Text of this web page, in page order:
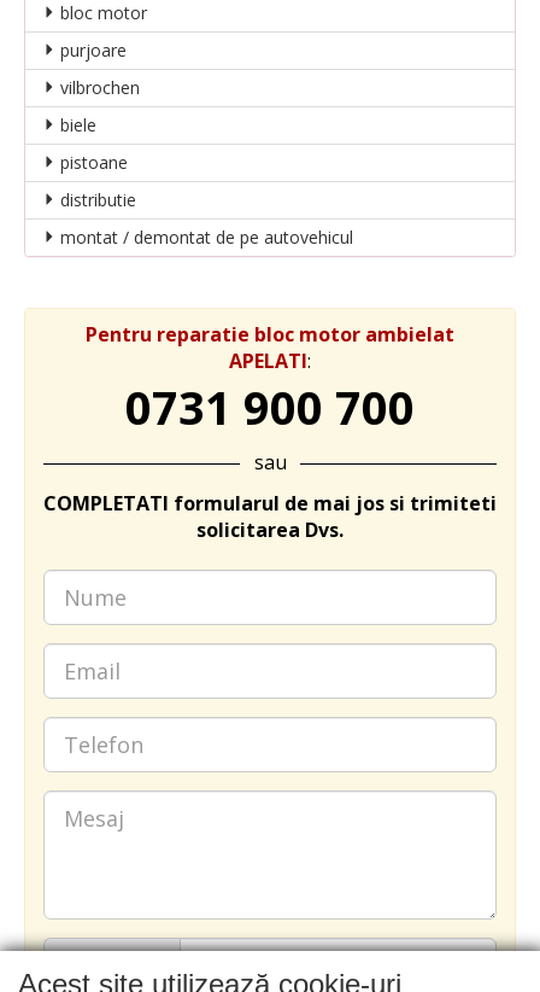
bloc motor
purjoare
vilbrochen
biele
pistoane
distributie
montat / demontat de pe autovehicul
Pentru reparatie bloc motor ambielat
APELATI:
0731 900 700
sau
COMPLETATI formularul de mai jos si trimiteti
solicitarea Dvs.
Acest site utilizează cookie-uri